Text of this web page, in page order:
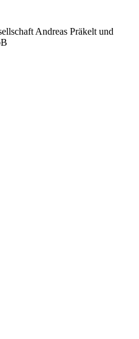
Andreas Präkelt und